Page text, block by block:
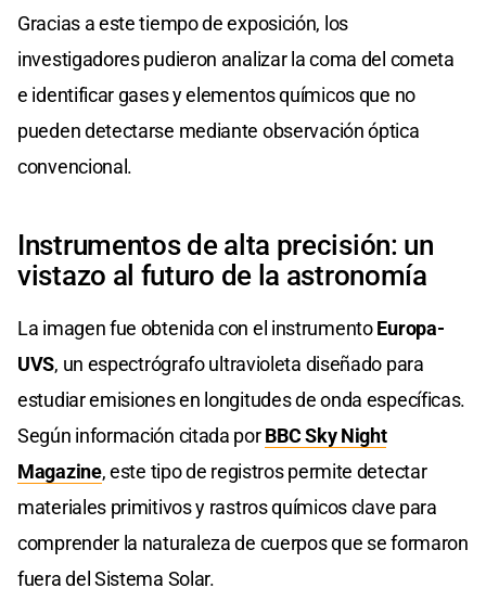
Gracias a este tiempo de exposición, los
investigadores pudieron analizar la coma del cometa
e identificar gases y elementos químicos que no
pueden detectarse mediante observación óptica
convencional.
Instrumentos de alta precisión: un
vistazo al futuro de la astronomía
La imagen fue obtenida con el instrumentoEuropa-
UVS, un espectrógrafo ultravioleta diseñado para
estudiar emisiones en longitudes de onda específicas.
Según información citada porBBC Sky Night
Magazine, este tipo de registros permite detectar
materiales primitivos y rastros químicos clave para
comprender la naturaleza de cuerpos que se formaron
fuera del Sistema Solar.